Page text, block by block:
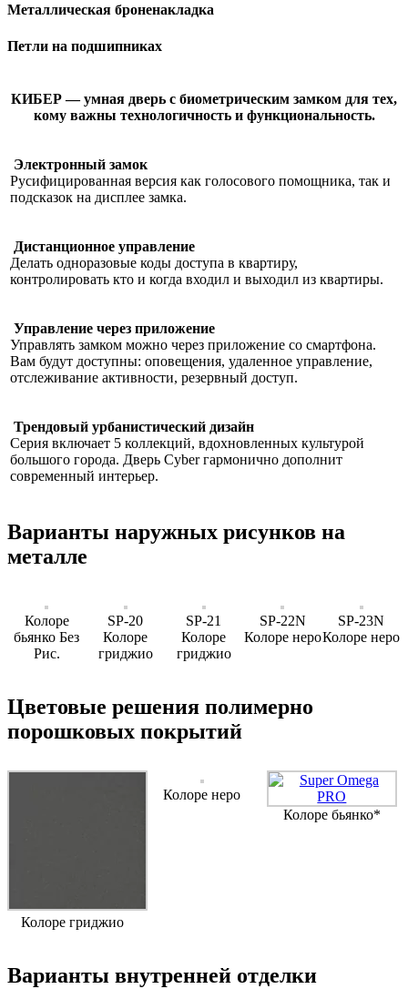
Металлическая броненакладка
Петли на подшипниках
КИБЕР — умная дверь с биометрическим замком для тех,
кому важны технологичность и функциональность.
Электронный замок
Русифицированная версия как голосового помощника, так и
подсказок на дисплее замка.
Дистанционное управление
Делать одноразовые коды доступа в квартиру,
контролировать кто и когда входил и выходил из квартиры.
Управление через приложение
Управлять замком можно через приложение со смартфона.
Вам будут доступны: оповещения, удаленное управление,
отслеживание активности, резервный доступ.
Трендовый урбанистический дизайн
Серия включает 5 коллекций, вдохновленных культурой
большого города. Дверь Cyber гармонично дополнит
современный интерьер.
Варианты наружных рисунков на
металле
Колоре
бьянко Без
Рис.
SP-20
Колоре
гриджио
SP-21
Колоре
гриджио
SP-22N
Колоре неро
SP-23N
Колоре неро
Цветовые решения полимерно
порошковых покрытий
Колоре гриджио
Колоре неро
Колоре бьянко*
Варианты внутренней отделки